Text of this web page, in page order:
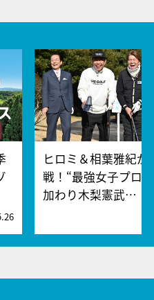
ヒロミ＆相葉雅紀が
戦！“最強女子プロ
加わり木梨憲武…